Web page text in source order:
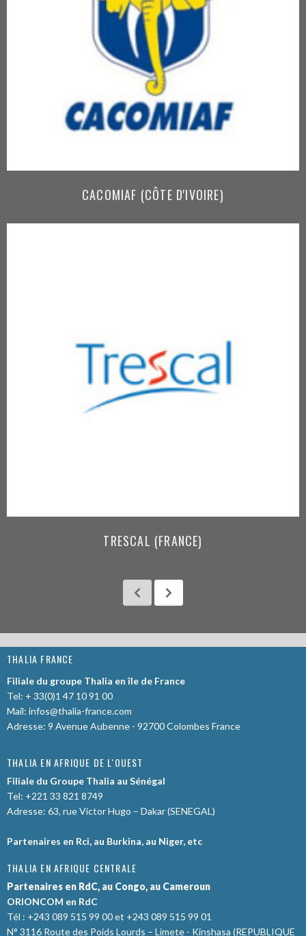
CACOMIAF (CÔTE D'IVOIRE)
TRESCAL (FRANCE)
THALIA FRANCE
Filiale du groupe Thalia en île de France
Tel: + 33(0)1 47 10 91 00
Mail: infos@thalia-france.com
Adresse: 9 Avenue Aubenne - 92700 Colombes France
THALIA EN AFRIQUE DE L'OUEST
Filiale du Groupe Thalia au Sénégal
Tel: +221 33 821 8749
Adresse: 63, rue Victor Hugo – Dakar (SENEGAL)
Partenaires en Rci, au Burkina, au Niger, etc
THALIA EN AFRIQUE CENTRALE
Partenaires en RdC, au Congo, au Cameroun
ORIONCOM en RdC
Tél : +243 089 515 99 00 et +243 089 515 99 01
N° 3116 Route des Poids Lourds – Limete - Kinshasa (REPUBLIQUE